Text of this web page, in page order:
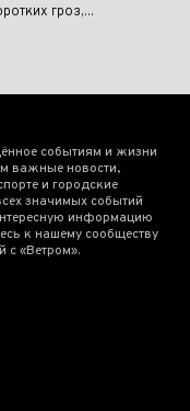
гроз,...
событиям и жизни
важные новости,
и городские
значимых событий
информацию
к нашему сообществу
с «Ветром».